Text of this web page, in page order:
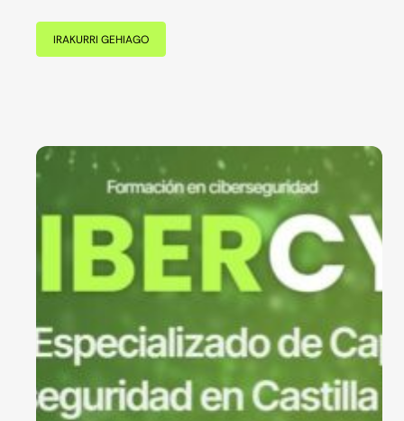
IRAKURRI GEHIAGO